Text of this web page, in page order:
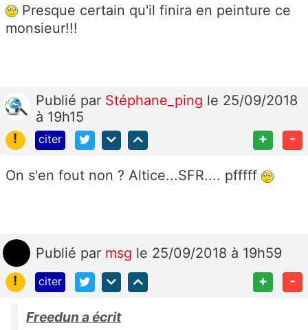
Presque certain qu'il finira en peinture ce
monsieur!!!
Publié par Stéphane_ping le 25/09/2018
à 19h15
!
citer + -
On s'en fout non ? Altice...SFR.... pfffff
Publié par msg le 25/09/2018 à 19h59
!
citer + -
Freedun a écrit